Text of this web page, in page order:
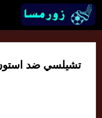
تشيلسي ضد استون